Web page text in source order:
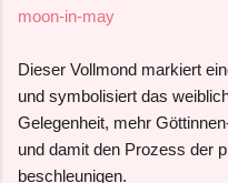
moon-in-may
Dieser Vollmond markiert
und symbolisiert das
Gelegenheit, mehr
und damit den Prozess der
beschleunigen.